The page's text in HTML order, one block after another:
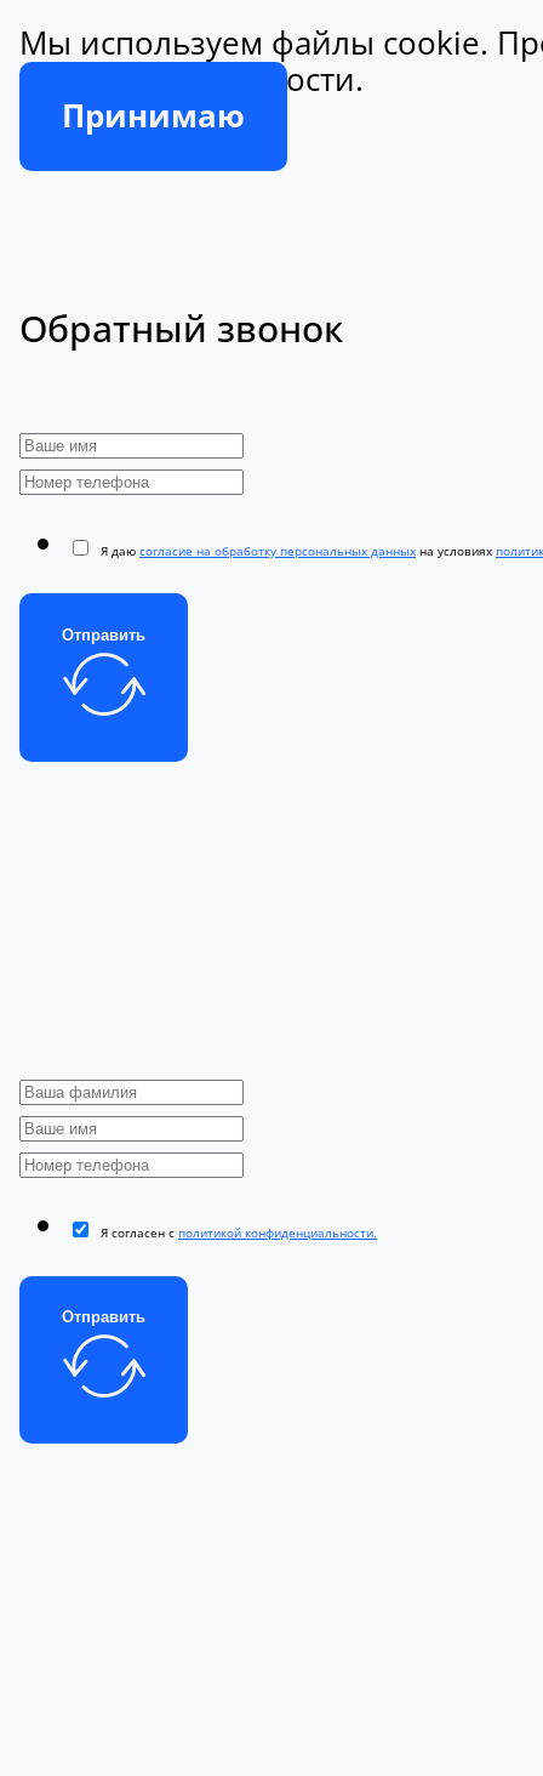
Мы используем файлы cookie.
конфиденциальности.
Принимаю
Обратный звонок
Я даю согласие на обработку персональных данных на условиях
Отправить
Я согласен с политикой конфиденциальности.
Отправить